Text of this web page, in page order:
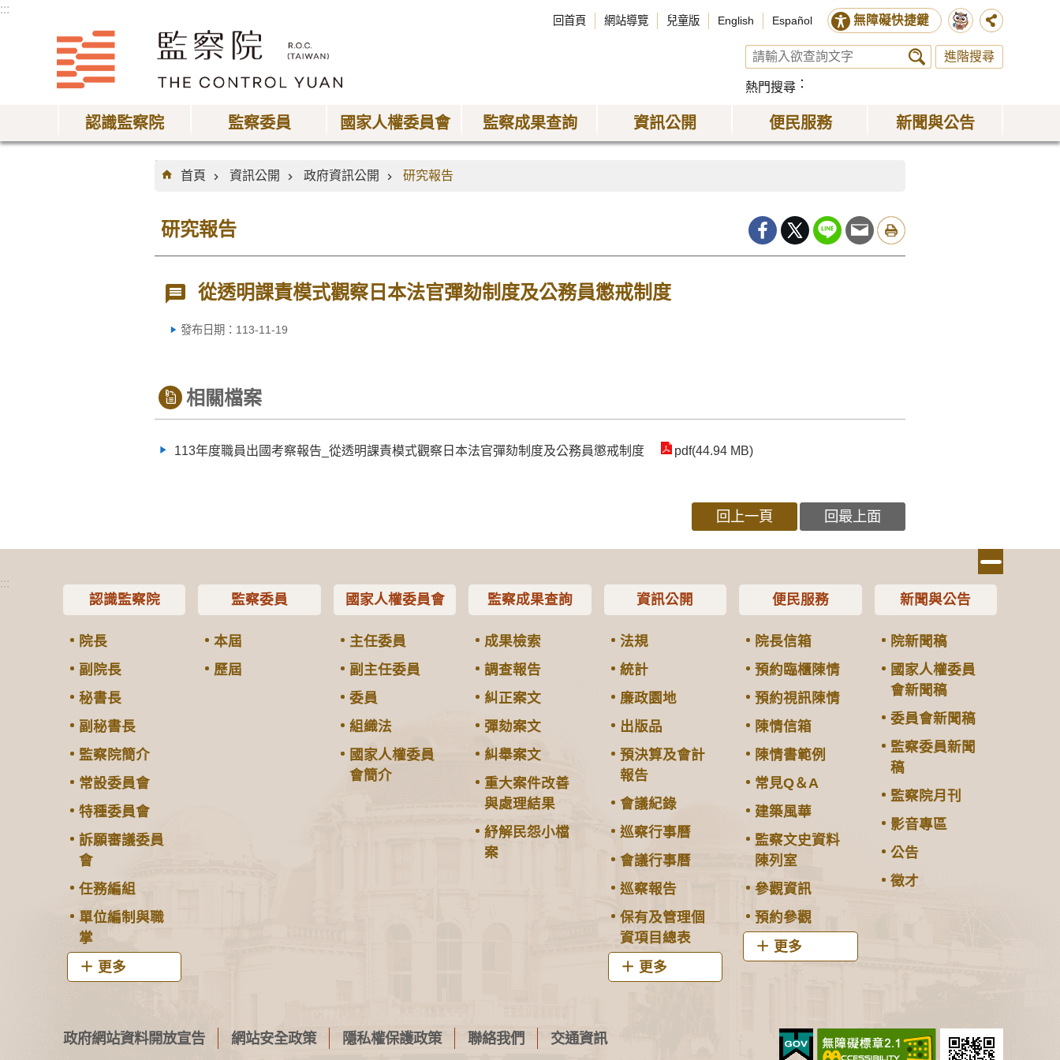
:::
回首頁 網站導覽 兒童版 English Español 無障礙快捷鍵
進階搜尋
熱門搜尋
認識監察院 監察委員 國家人權委員會 監察成果查詢 資訊公開 便民服務 新聞與公告
:::
首頁
資訊公開 政府資訊公開 研究報告
研究報告
從透明課責模式觀察日本法官彈劾制度及公務員懲戒制度
發布日期：113-11-19
相關檔案
113年度職員出國考察報告_從透明課責模式觀察日本法官彈劾制度及公務員懲戒制度 pdf(44.94 MB)
回上一頁 回最上面
:::
認識監察院
院長
副院長
秘書長
副秘書長
監察院簡介
常設委員會
特種委員會
訴願審議委員
會
任務編組
單位編制與職
掌
更多
監察委員
本屆
歷屆
國家人權委員會
主任委員
副主任委員
委員
組織法
國家人權委員
會簡介
監察成果查詢
成果檢索
調查報告
糾正案文
彈劾案文
糾舉案文
重大案件改善
與處理結果
紓解民怨小檔
案
資訊公開
法規
統計
廉政園地
出版品
預決算及會計
報告
會議紀錄
巡察行事曆
會議行事曆
巡察報告
保有及管理個
資項目總表
更多
便民服務
院長信箱
預約臨櫃陳情
預約視訊陳情
陳情信箱
陳情書範例
常見Q＆A
建築風華
監察文史資料
陳列室
參觀資訊
預約參觀
更多
新聞與公告
院新聞稿
國家人權委員
會新聞稿
委員會新聞稿
監察委員新聞
稿
監察院月刊
影音專區
公告
徵才
政府網站資料開放宣告 網站安全政策 隱私權保護政策 聯絡我們 交通資訊